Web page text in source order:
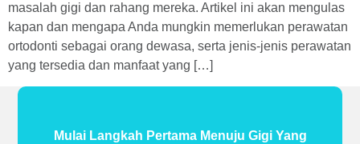
masalah gigi dan rahang mereka. Artikel ini akan mengulas
kapan dan mengapa Anda mungkin memerlukan perawatan
ortodonti sebagai orang dewasa, serta jenis-jenis perawatan
yang tersedia dan manfaat yang […]
Mulai Langkah Pertama Menuju Gigi Yang